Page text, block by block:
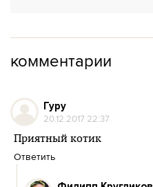
комментарии
Гуру
20.12.2017 22:37
Приятный котик
Ответить